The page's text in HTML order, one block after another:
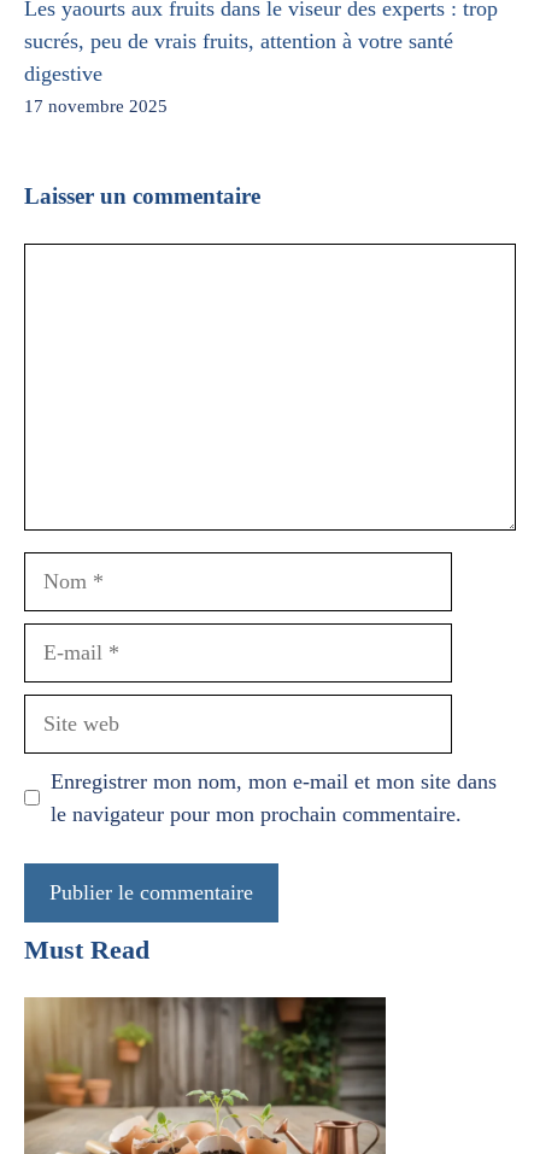
Les yaourts aux fruits dans le viseur des experts : trop
sucrés, peu de vrais fruits, attention à votre santé
digestive
17 novembre 2025
Laisser un commentaire
Enregistrer mon nom, mon e-mail et mon site dans
le navigateur pour mon prochain commentaire.
Must Read